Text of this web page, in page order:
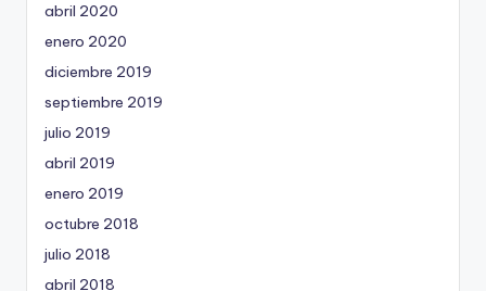
abril 2020
enero 2020
diciembre 2019
septiembre 2019
julio 2019
abril 2019
enero 2019
octubre 2018
julio 2018
abril 2018